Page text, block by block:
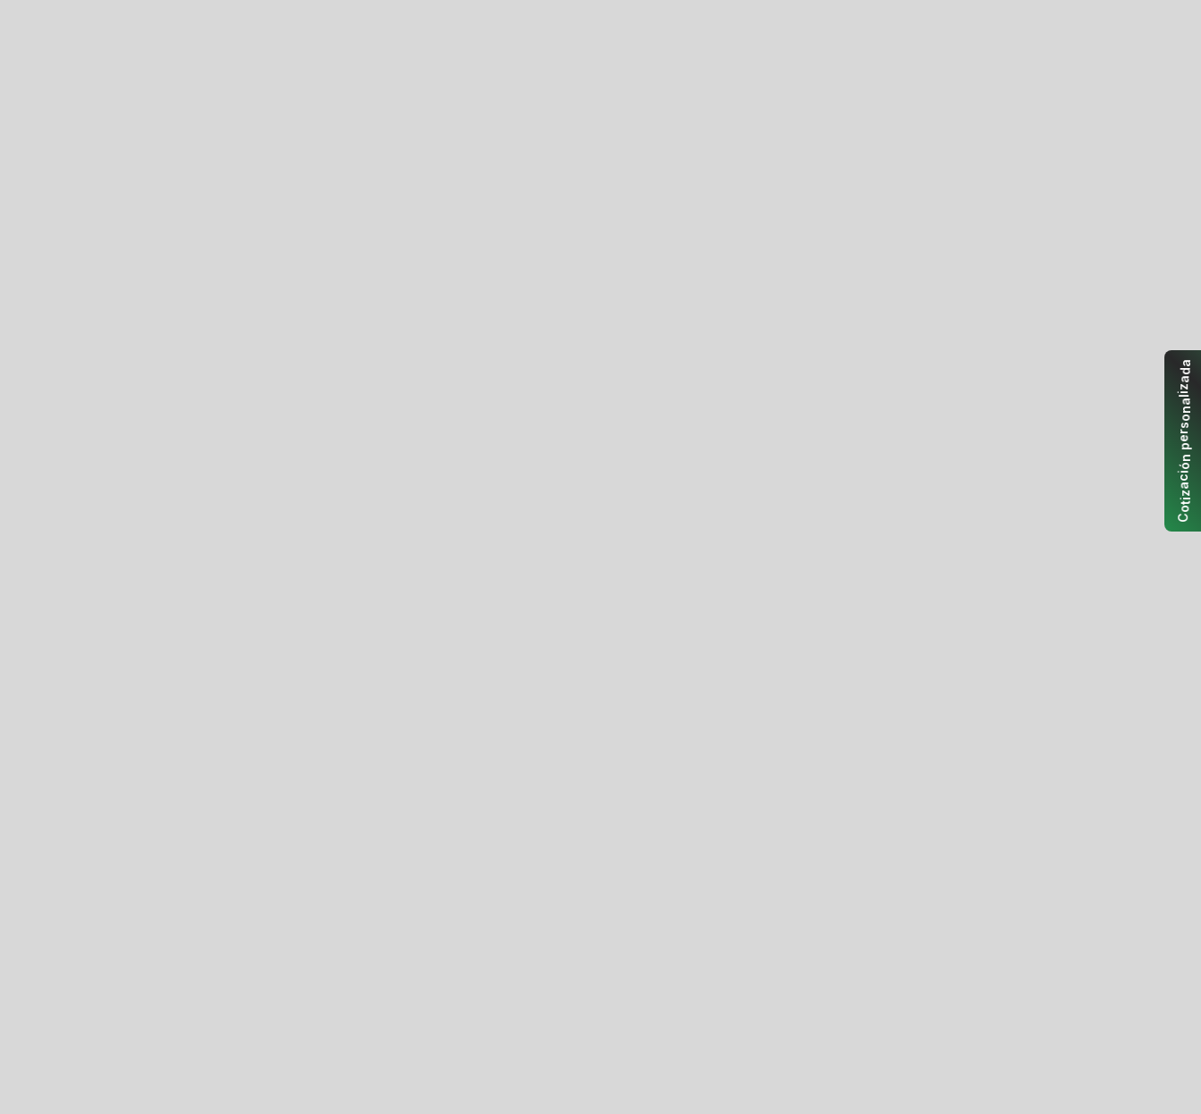
C
o
t
i
z
a
c
i
ó
n
p
e
r
s
o
n
a
l
i
z
a
d
a